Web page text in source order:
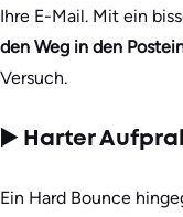
Ihre E-Mail. Mit ein
den Weg in den
Versuch.
▶️ Harter Aufprall
Ein Hard Bounce